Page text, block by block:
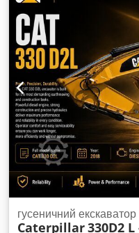
гусеничний екскаватор
Caterpillar330D2